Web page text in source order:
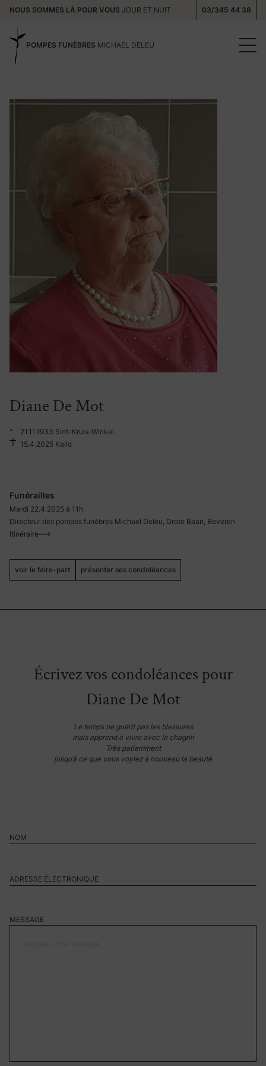
NOUS SOMMES LÀ POUR VOUS JOUR ET NUIT 03/345 44 38
POMPES FUNÈBRES MICHAEL DELEU
Diane De Mot
°
21.11.1933 Sint-Kruis-Winkel
15.4.2025 Kallo
Funérailles
Mardi 22.4.2025 à 11h
Directeur des pompes funèbres Michael Deleu, Grote Baan, Beveren
itinéraire
voir le faire-part présenter ses condoléances
Écrivez vos condoléances pour
Diane De Mot
Le temps ne guérit pas les blessures
mais apprend à vivre avec le chagrin
Très patiemment
jusqu’à ce que vous voyiez à nouveau la beauté
MESSAGE